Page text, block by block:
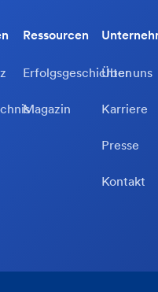
Ressourcen
Erfolgsgeschichten
Magazin
Über uns
Karriere
Presse
Kontakt